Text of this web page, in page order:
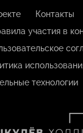
Контакты
участия в
технологии